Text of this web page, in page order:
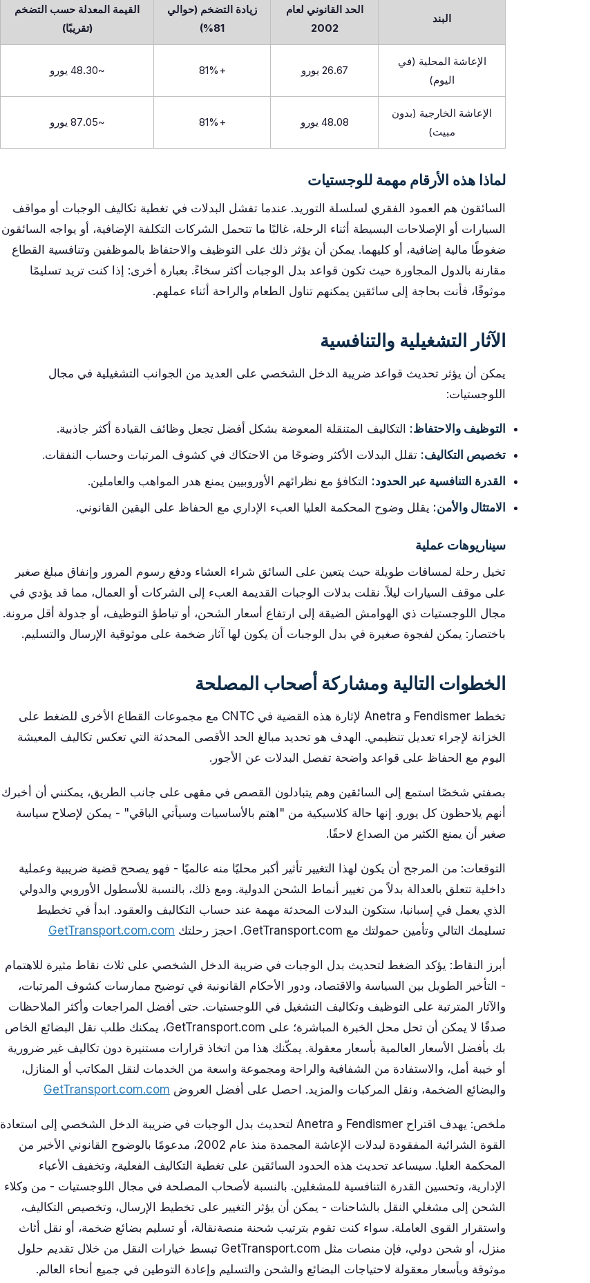
البند
الحد القانوني لعام
2002
زيادة التضخم (حوالي
81%)
القيمة المعدلة حسب التضخم
(تقريبًا)
الإعاشة المحلية (في
اليوم)
26.67 يورو +81% ~48.30 يورو
الإعاشة الخارجية (بدون
مبيت)
48.08 يورو +81% ~87.05 يورو
لماذا هذه الأرقام مهمة للوجستيات
السائقون هم العمود الفقري لسلسلة التوريد. عندما تفشل البدلات في تغطية تكاليف الوجبات أو مواقف
السيارات أو الإصلاحات البسيطة أثناء الرحلة، غالبًا ما تتحمل الشركات التكلفة الإضافية، أو يواجه السائقون
ضغوطًا مالية إضافية، أو كليهما. يمكن أن يؤثر ذلك على التوظيف والاحتفاظ بالموظفين وتنافسية القطاع
مقارنة بالدول المجاورة حيث تكون قواعد بدل الوجبات أكثر سخاءً. بعبارة أخرى: إذا كنت تريد تسليمًا
موثوقًا، فأنت بحاجة إلى سائقين يمكنهم تناول الطعام والراحة أثناء عملهم.
الآثار التشغيلية والتنافسية
يمكن أن يؤثر تحديث قواعد ضريبة الدخل الشخصي على العديد من الجوانب التشغيلية في مجال
اللوجستيات:
التوظيف والاحتفاظ: التكاليف المتنقلة المعوضة بشكل أفضل تجعل وظائف القيادة أكثر جاذبية.
تخصيص التكاليف: تقلل البدلات الأكثر وضوحًا من الاحتكاك في كشوف المرتبات وحساب النفقات.
القدرة التنافسية عبر الحدود: التكافؤ مع نظرائهم الأوروبيين يمنع هدر المواهب والعاملين.
الامتثال والأمن: يقلل وضوح المحكمة العليا العبء الإداري مع الحفاظ على اليقين القانوني.
سيناريوهات عملية
تخيل رحلة لمسافات طويلة حيث يتعين على السائق شراء العشاء ودفع رسوم المرور وإنفاق مبلغ صغير
على موقف السيارات ليلاً. نقلت بدلات الوجبات القديمة العبء إلى الشركات أو العمال، مما قد يؤدي في
مجال اللوجستيات ذي الهوامش الضيقة إلى ارتفاع أسعار الشحن، أو تباطؤ التوظيف، أو جدولة أقل مرونة.
باختصار: يمكن لفجوة صغيرة في بدل الوجبات أن يكون لها آثار ضخمة على موثوقية الإرسال والتسليم.
الخطوات التالية ومشاركة أصحاب المصلحة
تخطط Fendismer و Anetra لإثارة هذه القضية في CNTC مع مجموعات القطاع الأخرى للضغط على
الخزانة لإجراء تعديل تنظيمي. الهدف هو تحديد مبالغ الحد الأقصى المحدثة التي تعكس تكاليف المعيشة
اليوم مع الحفاظ على قواعد واضحة تفصل البدلات عن الأجور.
بصفتي شخصًا استمع إلى السائقين وهم يتبادلون القصص في مقهى على جانب الطريق، يمكنني أن أخبرك
أنهم يلاحظون كل يورو. إنها حالة كلاسيكية من "اهتم بالأساسيات وسيأتي الباقي" - يمكن لإصلاح سياسة
صغير أن يمنع الكثير من الصداع لاحقًا.
التوقعات: من المرجح أن يكون لهذا التغيير تأثير أكبر محليًا منه عالميًا - فهو يصحح قضية ضريبية وعملية
داخلية تتعلق بالعدالة بدلاً من تغيير أنماط الشحن الدولية. ومع ذلك، بالنسبة للأسطول الأوروبي والدولي
الذي يعمل في إسبانيا، ستكون البدلات المحدثة مهمة عند حساب التكاليف والعقود. ابدأ في تخطيط
تسليمك التالي وتأمين حمولتك مع GetTransport.com. احجز رحلتك
GetTransport.com.com
أبرز النقاط: يؤكد الضغط لتحديث بدل الوجبات في ضريبة الدخل الشخصي على ثلاث نقاط مثيرة للاهتمام
- التأخير الطويل بين السياسة والاقتصاد، ودور الأحكام القانونية في توضيح ممارسات كشوف المرتبات،
والآثار المترتبة على التوظيف وتكاليف التشغيل في اللوجستيات. حتى أفضل المراجعات وأكثر الملاحظات
صدقًا لا يمكن أن تحل محل الخبرة المباشرة؛ على GetTransport.com، يمكنك طلب نقل البضائع الخاص
بك بأفضل الأسعار العالمية بأسعار معقولة. يمكّنك هذا من اتخاذ قرارات مستنيرة دون تكاليف غير ضرورية
أو خيبة أمل، والاستفادة من الشفافية والراحة ومجموعة واسعة من الخدمات لنقل المكاتب أو المنازل،
والبضائع الضخمة، ونقل المركبات والمزيد. احصل على أفضل العروض GetTransport.com.com
ملخص: يهدف اقتراح Fendismer و Anetra لتحديث بدل الوجبات في ضريبة الدخل الشخصي إلى استعادة
القوة الشرائية المفقودة لبدلات الإعاشة المجمدة منذ عام 2002، مدعومًا بالوضوح القانوني الأخير من
المحكمة العليا. سيساعد تحديث هذه الحدود السائقين على تغطية التكاليف الفعلية، وتخفيف الأعباء
الإدارية، وتحسين القدرة التنافسية للمشغلين. بالنسبة لأصحاب المصلحة في مجال اللوجستيات - من وكلاء
الشحن إلى مشغلي النقل بالشاحنات - يمكن أن يؤثر التغيير على تخطيط الإرسال، وتخصيص التكاليف،
واستقرار القوى العاملة. سواء كنت تقوم بترتيب شحنة منصةنقالة، أو تسليم بضائع ضخمة، أو نقل أثاث
منزل، أو شحن دولي، فإن منصات مثل GetTransport.com تبسط خيارات النقل من خلال تقديم حلول
موثوقة وبأسعار معقولة لاحتياجات البضائع والشحن والتسليم وإعادة التوطين في جميع أنحاء العالم.